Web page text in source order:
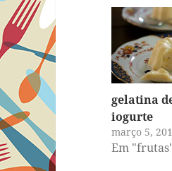
gelatina
iogurte
março 5,
Em